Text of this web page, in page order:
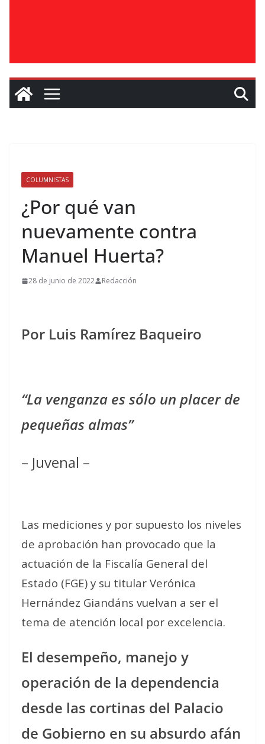
COLUMNISTAS
¿Por qué van
nuevamente contra
Manuel Huerta?
28 de junio de 2022 Redacción
Por Luis Ramírez Baqueiro
“La venganza es sólo un placer de
pequeñas almas”
– Juvenal –
Las mediciones y por supuesto los niveles
de aprobación han provocado que la
actuación de la Fiscalía General del
Estado (FGE) y su titular Verónica
Hernández Giandáns vuelvan a ser el
tema de atención local por excelencia.
El desempeño, manejo y
operación de la dependencia
desde las cortinas del Palacio
de Gobierno en su absurdo afán